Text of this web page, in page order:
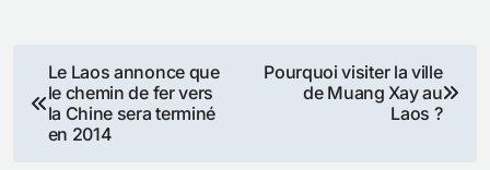
Navigation
de
Le Laos annonce que
le chemin de fer vers
la Chine sera terminé
en 2014
Pourquoi visiter la ville
de Muang Xay au
Laos ?